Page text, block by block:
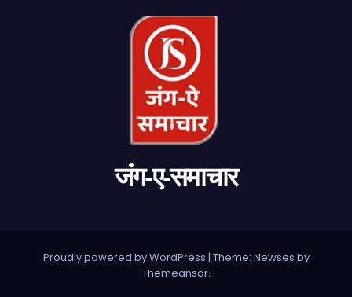
जंग-ए-समाचार
Proudly powered by WordPress | Theme: Newses by
Themeansar.